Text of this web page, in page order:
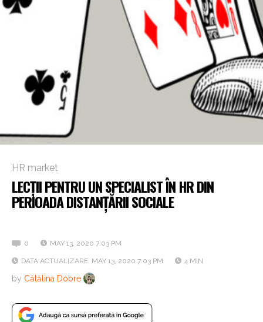
HR market
LECȚII PENTRU UN SPECIALIST ÎN HR DIN
PERIOADA DISTANȚĂRII SOCIALE
0 MAY 13, 2020 7:03 PM
DATA ACTUALIZARE: MAY 13, 2020 7:03 PM 4 MIN
by Cătălina Dobre